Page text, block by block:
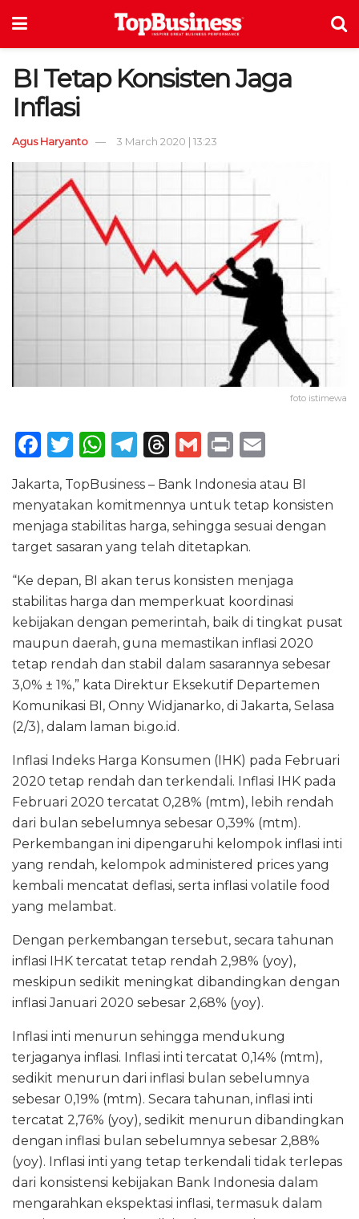
BI Tetap Konsisten Jaga
Inflasi
Agus Haryanto 3 March 2020 | 13:23
foto istimewa
F
c
e
b
o
o
k
T
it
te
r
W
a
ts
A
p
p
T
e
g
ra
m
T
re
a
d
s
G
ai
l
P
n
t
ai
l
Jakarta, TopBusiness – Bank Indonesia atau BI
menyatakan komitmennya untuk tetap konsisten
menjaga stabilitas harga, sehingga sesuai dengan
target sasaran yang telah ditetapkan.
“Ke depan, BI akan terus konsisten menjaga
stabilitas harga dan memperkuat koordinasi
kebijakan dengan pemerintah, baik di tingkat pusat
maupun daerah, guna memastikan inflasi 2020
tetap rendah dan stabil dalam sasarannya sebesar
3,0% ± 1%,” kata Direktur Eksekutif Departemen
Komunikasi BI, Onny Widjanarko, di Jakarta, Selasa
(2/3), dalam laman bi.go.id.
Inflasi Indeks Harga Konsumen (IHK) pada Februari
2020 tetap rendah dan terkendali. Inflasi IHK pada
Februari 2020 tercatat 0,28% (mtm), lebih rendah
dari bulan sebelumnya sebesar 0,39% (mtm).
Perkembangan ini dipengaruhi kelompok inflasi inti
yang rendah, kelompok administered prices yang
kembali mencatat deflasi, serta inflasi volatile food
yang melambat.
Dengan perkembangan tersebut, secara tahunan
inflasi IHK tercatat tetap rendah 2,98% (yoy),
meskipun sedikit meningkat dibandingkan dengan
inflasi Januari 2020 sebesar 2,68% (yoy).
Inflasi inti menurun sehingga mendukung
terjaganya inflasi. Inflasi inti tercatat 0,14% (mtm),
sedikit menurun dari inflasi bulan sebelumnya
sebesar 0,19% (mtm). Secara tahunan, inflasi inti
tercatat 2,76% (yoy), sedikit menurun dibandingkan
dengan inflasi bulan sebelumnya sebesar 2,88%
(yoy). Inflasi inti yang tetap terkendali tidak terlepas
dari konsistensi kebijakan Bank Indonesia dalam
mengarahkan ekspektasi inflasi, termasuk dalam